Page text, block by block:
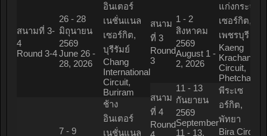
สนามที่ 3-
4
Round 3-4
26 - 28
มิถุนายน
2569
June 26 -
28, 2026
อินเตอร์
เนชั่นแนล
เซอร์กิต,
บุรีรัมย์
Chang
International
Circuit,
Buriram
7 - 9
ช้าง
อินเตอร์
เนชั่นแนล
สนาม
ที่ 3
Round
3
1 - 2
สิงหาคม
2569
August 1 -
2, 2026
แก่งกระจาน
เซอร์กิต,
เพชรบุรี
Kaeng
Krachan
Circuit,
Phetchaburi
สนาม
ที่ 4
Round
11 - 13
กันยายน
2569
September
11 - 13,
พีระเซ
อร์กิต,
พัทยา
Bira Circuit,